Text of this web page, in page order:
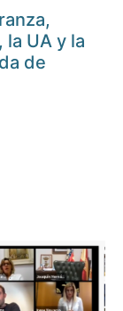
la UA y la
de